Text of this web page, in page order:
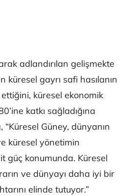
adlandırılan gelişmekte
küresel gayrı safi hasılanın
ettiğini, küresel ekonomik
katkı sağladığına
Güney, dünyanın
küresel yönetimin
güç konumunda. Küresel
ve dünyayı daha iyi bir
elinde tutuyor.”